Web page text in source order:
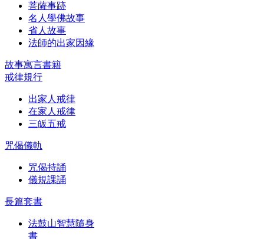
菩薩事跡
名人學佛故事
省人故事
法師的出家因緣
故事寓言書籍
戒律規行
出家人戒律
在家人戒律
三皈五戒
咒偈儀軌
咒偈持誦
儀規課誦
長篇套書
法鼓山智慧隨身
書